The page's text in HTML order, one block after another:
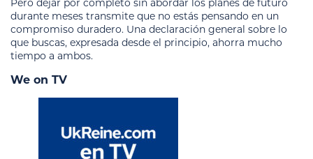
Pero dejar por completo sin abordar los planes de futuro
durante meses transmite que no estás pensando en un
compromiso duradero. Una declaración general sobre lo
que buscas, expresada desde el principio, ahorra mucho
tiempo a ambos.
We on TV